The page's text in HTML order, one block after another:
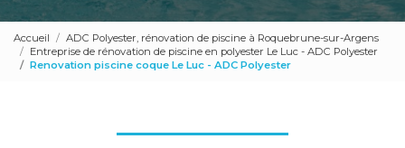
Accueil
ADC Polyester, rénovation de piscine à Roquebrune-sur-Argens
Entreprise de rénovation de piscine en polyester Le Luc - ADC Polyester
Renovation piscine coque Le Luc - ADC Polyester